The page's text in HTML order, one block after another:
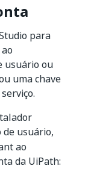
para
usuário ou
uma chave
de usuário,
ao
da UiPath: